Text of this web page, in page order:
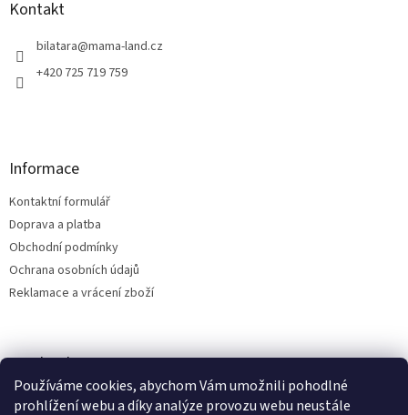
Používáme cookies, abychom Vám umožnili pohodlné
prohlížení webu a díky analýze provozu webu neustále
Kontakt
bilatara@mama-land.cz
+420 725 719 759
Informace
Kontaktní formulář
Doprava a platba
Obchodní podmínky
Ochrana osobních údajů
Reklamace a vrácení zboží
Facebook